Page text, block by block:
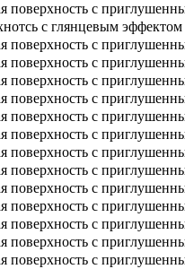
поверхность с
с глянцевым эффектом
поверхность с
поверхность с
поверхность с
поверхность с
поверхность с
поверхность с
поверхность с
поверхность с
поверхность с
поверхность с
поверхность с
поверхность с
поверхность с